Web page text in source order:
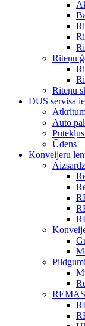
Riteņu
Riteņu
DUS servisa
Auto
Ūdens
Konveijeru